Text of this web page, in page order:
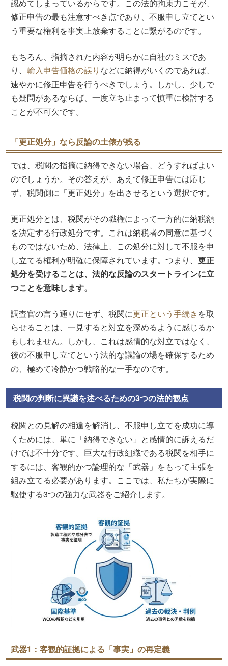
認めてしまっているからです。この法的拘束力こそが、
修正申告の最も注意すべき点であり、不服申し立てとい
う重要な権利を事実上放棄することに繋がるのです。
もちろん、指摘された内容が明らかに自社のミスであ
り、輸入申告価格の誤り などに納得がいくのであれば、
速やかに修正申告を行うべきでしょう。しかし、少しで
も疑問があるならば、一度立ち止まって慎重に検討する
ことが不可欠です。
「更正処分」なら反論の土俵が残る
では、税関の指摘に納得できない場合、どうすればよい
のでしょうか。その答えが、あえて修正申告には応じ
ず、税関側に「更正処分」を出させるという選択です。
更正処分とは、税関がその職権によって一方的に納税額
を決定する行政処分です。これは納税者の同意に基づく
ものではないため、法律上、この処分に対して不服を申
し立てる権利が明確に保障されています。つまり、更正
処分を受けることは、法的な反論のスタートラインに立
つことを意味します。
調査官の言う通りにせず、税関に更正という手続き を取
らせることは、一見すると対立を深めるように感じるか
もしれません。しかし、これは感情的な対立ではなく、
後の不服申し立てという法的な議論の場を確保するため
の、極めて冷静かつ戦略的な一手なのです。
税関の判断に異議を述べるための3つの法的観点
税関との見解の相違を解消し、不服申し立てを成功に導
くためには、単に「納得できない」と感情的に訴えるだ
けでは不十分です。巨大な行政組織である税関を相手に
するには、客観的かつ論理的な「武器」をもって主張を
組み立てる必要があります。ここでは、私たちが実際に
駆使する3つの強力な武器をご紹介します。
武器1：客観的証拠による「事実」の再定義